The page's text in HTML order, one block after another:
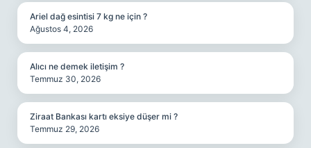
Ariel dağ esintisi 7 kg ne için ?
Ağustos 4, 2026
Alıcı ne demek iletişim ?
Temmuz 30, 2026
Ziraat Bankası kartı eksiye düşer mi ?
Temmuz 29, 2026